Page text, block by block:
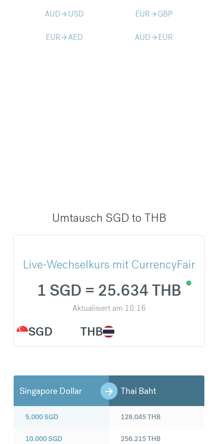
AUDarrow_forward USD EURarrow_forward GBP
EURarrow_forwardAED AUDarrow_forward EUR
Umtausch SGD to THB
Live-Wechselkurs mit CurrencyFair
SGD
1 SGD = 25.634 THB
Aktualisiert am 10:16
THB
Singapore Dollar Thai Baht
5.000SGD
10.000SGD
128.045THB
256.215THB